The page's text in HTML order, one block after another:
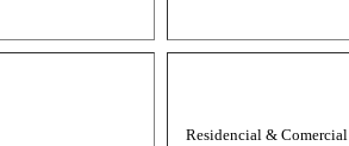
Residencial & Comercial